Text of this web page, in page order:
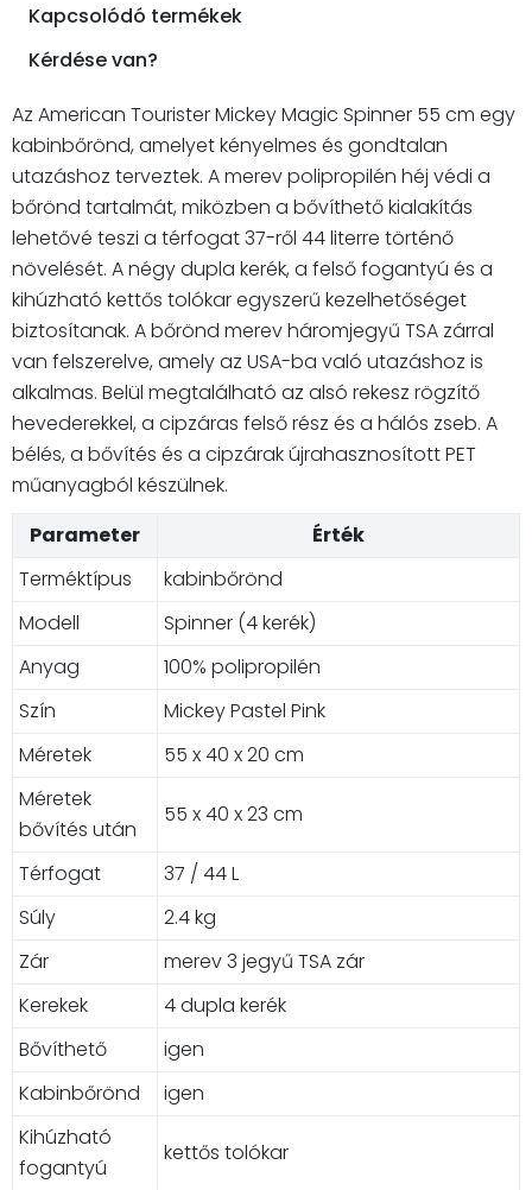
Kapcsolódó termékek
Kérdése van?
Az American Tourister Mickey Magic Spinner 55 cm egy
kabinbőrönd, amelyet kényelmes és gondtalan
utazáshoz terveztek. A merev polipropilén héj védi a
bőrönd tartalmát, miközben a bővíthető kialakítás
lehetővé teszi a térfogat 37-ről 44 literre történő
növelését. A négy dupla kerék, a felső fogantyú és a
kihúzható kettős tolókar egyszerű kezelhetőséget
biztosítanak. A bőrönd merev háromjegyű TSA zárral
van felszerelve, amely az USA-ba való utazáshoz is
alkalmas. Belül megtalálható az alsó rekesz rögzítő
hevederekkel, a cipzáras felső rész és a hálós zseb. A
bélés, a bővítés és a cipzárak újrahasznosított PET
műanyagból készülnek.
Parameter
Érték
Terméktípus
kabinbőrönd
Modell
Spinner (4 kerék)
Anyag
100% polipropilén
Szín
Mickey Pastel Pink
Méretek
55 x 40 x 20 cm
Méretek
bővítés után
55 x 40 x 23 cm
Térfogat
37 / 44 L
Súly
2.4 kg
Zár
merev 3 jegyű TSA zár
Kerekek
4 dupla kerék
Bővíthető
igen
Kabinbőrönd
igen
Kihúzható
fogantyú
kettős tolókar